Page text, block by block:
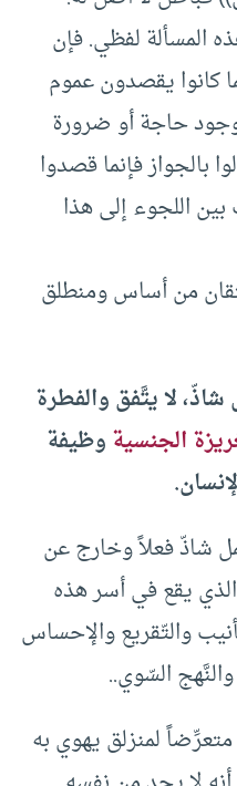
المسألة لفظي‏.‏ فإن
كانوا يقصدون عموم
حاجة أو ضرورة
بالجواز فإنما قصدوا
بين اللجوء إلى هذا
من أساس ومنطلق
لا يتَّفق والفطرة
الجنسيةوظيفة
شاذّ فعلاً وخارج عن
يقع في أسر هذه
والتّقريع والإحساس
السّوي‏.‏‏.‏
لمنزلق يهوي به